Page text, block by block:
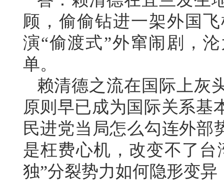
顾，偷偷钻进一架外国
演“偷渡式”外窜闹剧，
单。
赖清德之流在国际上灰
原则早已成为国际关系基
民进党当局怎么勾连外部
是枉费心机，改变不了
独”分裂势力如何隐形变